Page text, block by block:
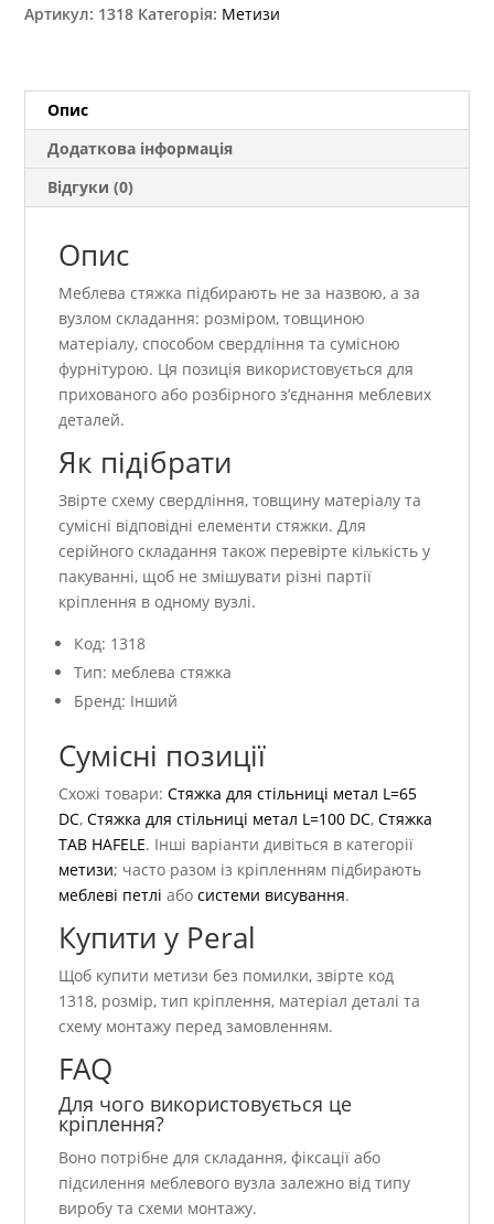
DC
Артикул: 1318 Категорія: Метизи
Опис
Додаткова інформація
Відгуки (0)
Опис
Меблева стяжка підбирають не за назвою, а за
вузлом складання: розміром, товщиною
матеріалу, способом свердління та сумісною
фурнітурою. Ця позиція використовується для
прихованого або розбірного з’єднання меблевих
деталей.
Як підібрати
Звірте схему свердління, товщину матеріалу та
сумісні відповідні елементи стяжки. Для
серійного складання також перевірте кількість у
пакуванні, щоб не змішувати різні партії
кріплення в одному вузлі.
Код: 1318
Тип: меблева стяжка
Бренд: Інший
Сумісні позиції
Схожі товари:Стяжка для стільниці метал L=65
DC,Стяжка для стільниці метал L=100 DC,Стяжка
TAB HAFELE. Інші варіанти дивіться в категорії
метизи; часто разом із кріпленням підбирають
меблеві петлі абосистеми висування.
Купити у Peral
Щоб купити метизи без помилки, звірте код
1318, розмір, тип кріплення, матеріал деталі та
схему монтажу перед замовленням.
FAQ
Для чого використовується це
кріплення?
Воно потрібне для складання, фіксації або
підсилення меблевого вузла залежно від типу
виробу та схеми монтажу.